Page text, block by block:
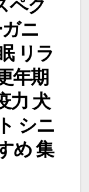
ペク
ニ
リラ
年期
力 犬
シニ
め 集